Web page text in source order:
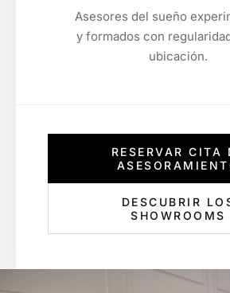
Asesores del sueño
y formados con
ubicación.
RESERVAR CITA
DESCUBRIR
SHOWROOMS